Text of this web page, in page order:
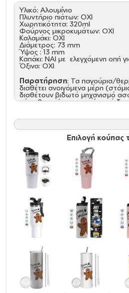
Υλικό: Αλουμίνιο
Πλυντήριο πιάτων: ΟΧΙ
Χωρητικότητα: 320ml
Φούρνος μικροκυμάτων: ΟΧΙ
Καλαμάκι: ΟΧΙ
Διάμετρος: 73 mm
Ύψος : 13 mm
Καπάκι: NAI με ελεγχόμενη οπή
Όξινα: ΟΧΙ
Παρατήρηση: Τα παγούρια/
διαθέτει ανοιγόμενα μέρη
διαθέτουν βιδωτό μηχανισμό
μόνο βασική προστασία από
καπάκι.
Επιλογή κούπας